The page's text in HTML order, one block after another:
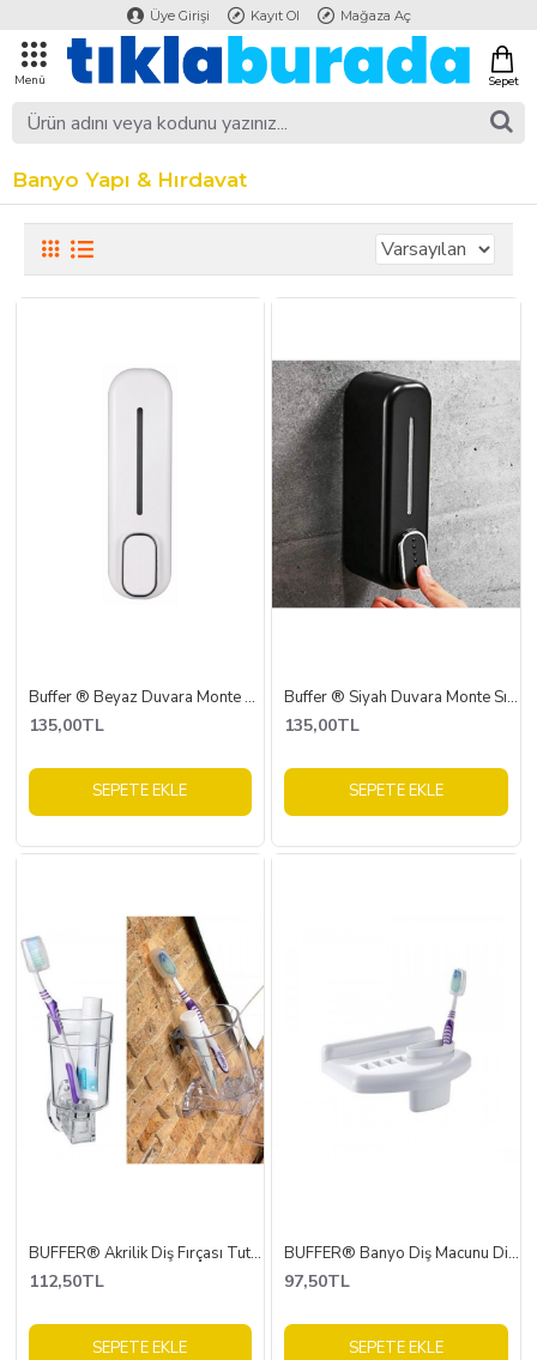
Üye Girişi Kayıt Ol Mağaza Aç
Banyo Yapı & Hırdavat
Buffer ® Beyaz Duvara Monte Sıvı Sabunluk Dispenser 300 ml
135,00TL
SEPETE EKLE
Buffer ® Siyah Duvara Monte Sıvı Sabunluk Dispenser 300 ml
135,00TL
SEPETE EKLE
BUFFER® Akrilik Diş Fırçası Tutacağı Dekoratif Şeffaf Diş Fırçalığı Kabı
112,50TL
SEPETE EKLE
BUFFER® Banyo Diş Macunu Diş Fırçası Tutacağı Bardağı Fırçalık Stand
97,50TL
SEPETE EKLE